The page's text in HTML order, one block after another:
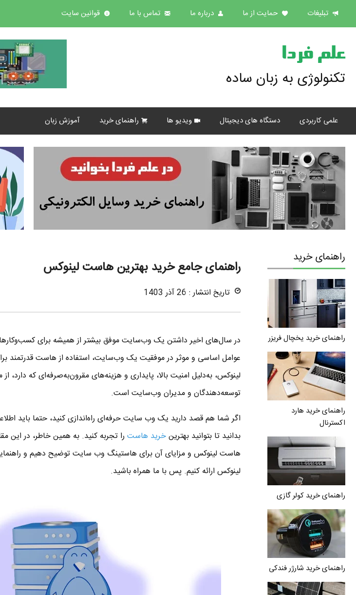
تبلیغات حمایت از ما درباره ما تماس با ما قوانین سایت
علم فردا
تکنولوژی به زبان ساده
علمی کاربردی دستگاه های دیجیتال ویدیو ها راهنمای خرید آموزش زبان
راهنمای خرید
راهنمای خرید یخچال فریزر
راهنمای خرید هارد
اکسترنال
راهنمای خرید کولر گازی
راهنمای خرید شارژر فندکی
راهنمای جامع خرید بهترین هاست لینوکس
تاریخ انتشار : 26 آذر 1403
در سال‌های اخیر داشتن یک وب‌سایت موفق بیشتر از همیشه برای
عوامل اساسی و موثر در موفقیت یک وب‌سایت، استفاده از هاست
لینوکس، به‌دلیل امنیت بالا، پایداری و هزینه‌های مقرون‌به‌صرفه‌ای که دارد،
توسعه‌دهندگان و مدیران وب‌سایت است.
اگر شما هم قصد دارید یک وب سایت حرفه‌ای راه‌اندازی کنید، حتما باید
بدانید تا بتوانید بهترینخرید هاست را تجربه کنید. به همین خاطر، در این
هاست لینوکس و مزایای آن برای هاستینگ وب سایت توضیح دهیم و
لینوکس ارائه کنیم. پس با ما همراه باشید.